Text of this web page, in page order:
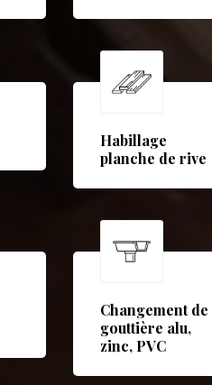
Habillage
planche de rive
Changement de
gouttière alu,
zinc, PVC